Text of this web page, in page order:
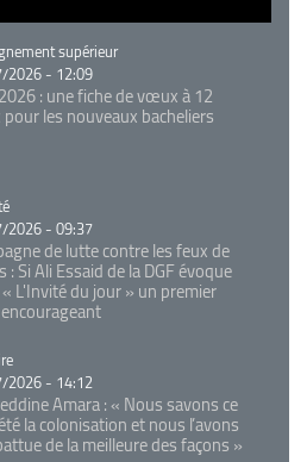
supérieur
2026 - 12:09
: une fiche de vœux à 12
les nouveaux bacheliers
2026 - 09:37
de lutte contre les feux de
: Si Ali Essaid de la DGF évoque
L'Invité du jour » un premier
2026 - 14:12
Amara : « Nous savons ce
la colonisation et nous l’avons
de la meilleure des façons »